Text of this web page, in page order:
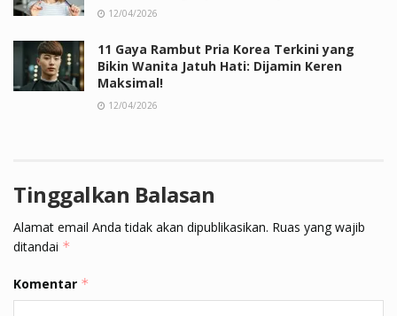
12/04/2026
11 Gaya Rambut Pria Korea Terkini yang
Bikin Wanita Jatuh Hati: Dijamin Keren
Maksimal!
12/04/2026
Tinggalkan Balasan
Alamat email Anda tidak akan dipublikasikan. Ruas yang wajib
ditandai *
Komentar *